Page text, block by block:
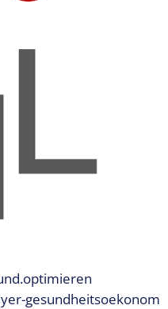
gesundheitsoekonom